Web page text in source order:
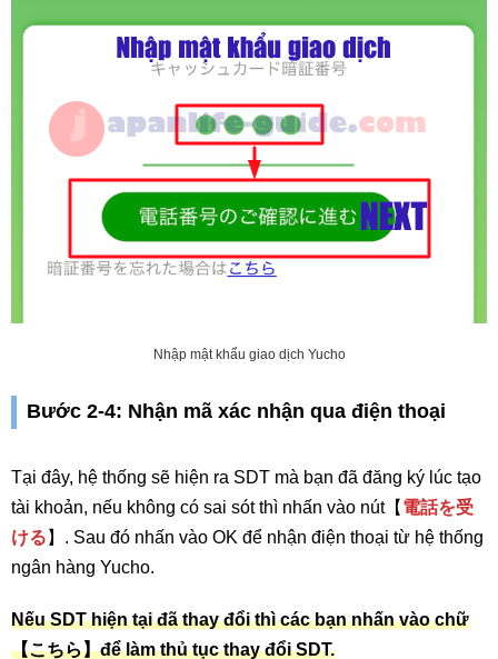
Nhập mật khẩu giao dịch Yucho
Bước 2-4: Nhận mã xác nhận qua điện thoại
Tại đây, hệ thống sẽ hiện ra SDT mà bạn đã đăng ký lúc tạo
tài khoản, nếu không có sai sót thì nhấn vào nút【 電話を受
ける 】. Sau đó nhấn vào OK để nhận điện thoại từ hệ thống
ngân hàng Yucho.
Nếu SDT hiện tại đã thay đổi thì các bạn nhấn vào chữ
【こちら】để làm thủ tục thay đổi SDT.